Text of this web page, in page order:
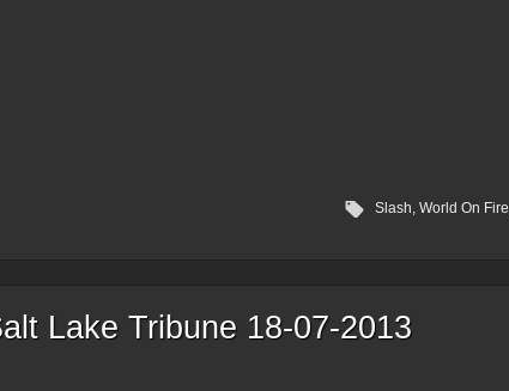
Slash World On Fire
Lake Tribune 18-07-2013